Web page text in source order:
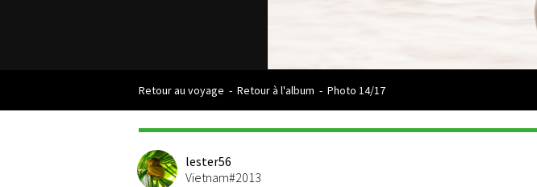
Retour au voyage - Retour à l'album - Photo 14/17
lester56
Vietnam#2013